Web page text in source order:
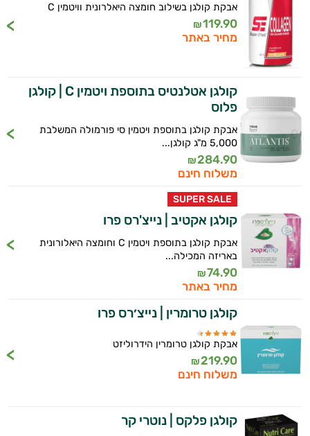
אבקת קולגן בשילוב חומצה היאלרונית וויטמין C
119.90
₪
מחיר באתר
קולגן אטלנטיס בתוספת ויטמין C | קולגן
פלוס
אבקת קולגן בתוספת ויטמין סי פורמולה המשלבת
5,000 מ"ג קולגן...
284.90
₪
משלוח חינם
SUPER SALE
קולגן אקטיב | נייצ'רס פרו
אבקת קולגן בתוספת ויטמין C וחומצה היאלורונית
באריזה המכילה...
74.90
₪
מחיר באתר
קולגן טרומרין | נייצ׳רס פרו
אבקת קולגן טרומרין הידרוליזט
219.90
₪
משלוח חינם
קולגן פלקס | נוטרי קר